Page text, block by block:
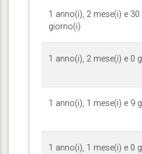
1 anno(i), 2 mese(i) e 30
giorno(i)
1 anno(i), 2 mese(i) e 0
1 anno(i), 1 mese(i) e 9
1 anno(i), 1 mese(i) e 0